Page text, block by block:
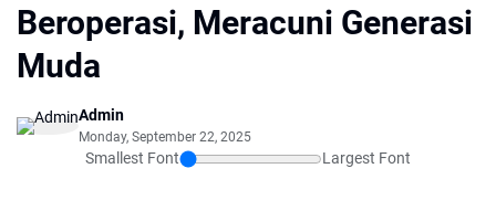
Beroperasi, Meracuni Generasi
Muda
Admin
Monday, September 22, 2025
Smallest Font Largest Font